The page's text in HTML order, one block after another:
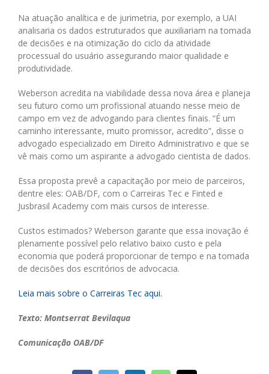
Na atuação analítica e de jurimetria, por exemplo, a UAI
analisaria os dados estruturados que auxiliariam na tomada
de decisões e na otimização do ciclo da atividade
processual do usuário assegurando maior qualidade e
produtividade.
Weberson acredita na viabilidade dessa nova área e planeja
seu futuro como um profissional atuando nesse meio de
campo em vez de advogando para clientes finais. “É um
caminho interessante, muito promissor, acredito”, disse o
advogado especializado em Direito Administrativo e que se
vê mais como um aspirante a advogado cientista de dados.
Essa proposta prevê a capacitação por meio de parceiros,
dentre eles: OAB/DF, com o Carreiras Tec e Finted e
Jusbrasil Academy com mais cursos de interesse.
Custos estimados? Weberson garante que essa inovação é
plenamente possível pelo relativo baixo custo e pela
economia que poderá proporcionar de tempo e na tomada
de decisões dos escritórios de advocacia.
Leia mais sobre o Carreiras Tec aqui.
Texto: Montserrat Bevilaqua
Comunicação OAB/DF